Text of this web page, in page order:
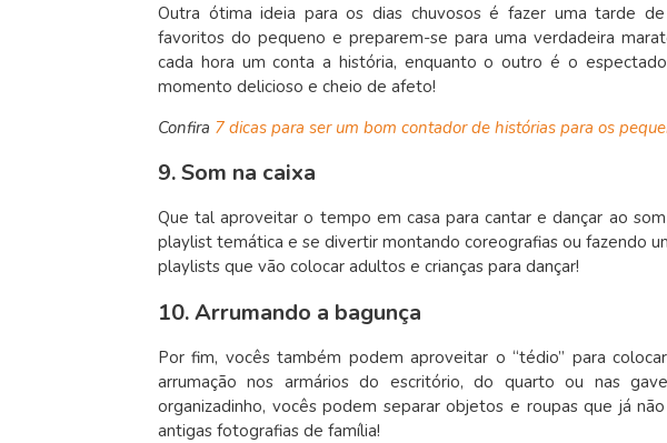
Outra ótima ideia para os dias chuvosos é fazer uma tarde
favoritos do pequeno e preparem-se para uma verdadeira
cada hora um conta a história, enquanto o outro é o
momento delicioso e cheio de afeto!
Confira 7 dicas para ser um bom contador de histórias para os
9. Som na caixa
Que tal aproveitar o tempo em casa para cantar e dançar ao
playlist temática e se divertir montando coreografias ou fazendo
playlists que vão colocar adultos e crianças para dançar!
10. Arrumando a bagunça
Por fim, vocês também podem aproveitar o “tédio” para
arrumação nos armários do escritório, do quarto ou nas
organizadinho, vocês podem separar objetos e roupas que já
antigas fotografias de família!